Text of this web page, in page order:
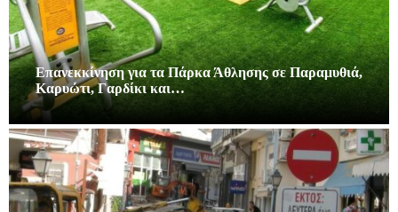
Επανεκκίνηση για τα Πάρκα Άθλησης σε Παραμυθιά,
Καρυώτι, Γαρδίκι και…